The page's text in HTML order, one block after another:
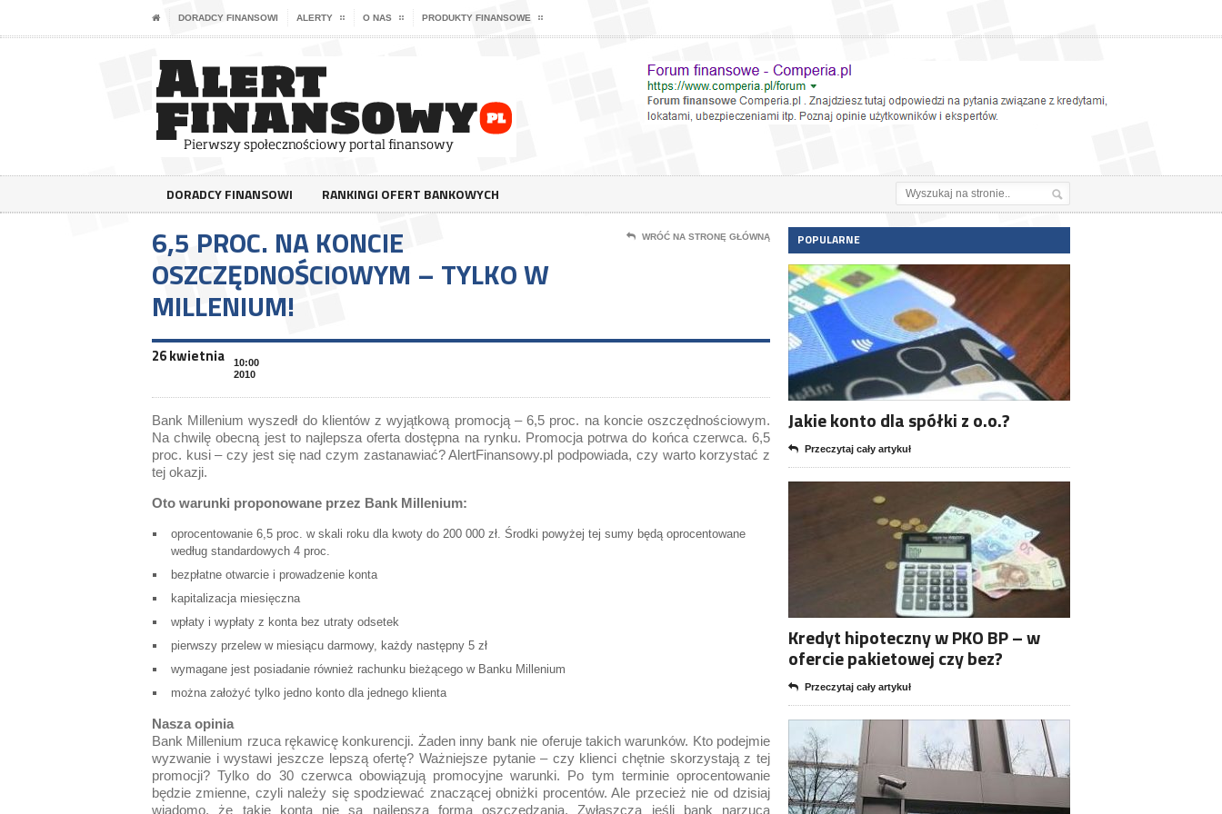
DORADCY FINANSOWI ALERTY O NAS PRODUKTY FINANSOWE
DORADCY FINANSOWI RANKINGI OFERT BANKOWYCH
6,5 PROC. NA KONCIE
OSZCZĘDNOŚCIOWYM – TYLKO W
MILLENIUM!
WRÓĆ NA STRONĘ GŁÓWNĄ
26 kwietnia
10:00
2010
Bank Millenium wyszedł do klientów z wyjątkową promocją – 6,5 proc. na koncie oszczędnościowym.
Na chwilę obecną jest to najlepsza oferta dostępna na rynku. Promocja potrwa do końca czerwca. 6,5
proc. kusi – czy jest się nad czym zastanawiać? AlertFinansowy.pl podpowiada, czy warto korzystać z
tej okazji.
Oto warunki proponowane przez Bank Millenium:
oprocentowanie 6,5 proc. w skali roku dla kwoty do 200 000 zł. Środki powyżej tej sumy będą oprocentowane
według standardowych 4 proc.
bezpłatne otwarcie i prowadzenie konta
kapitalizacja miesięczna
wpłaty i wypłaty z konta bez utraty odsetek
pierwszy przelew w miesiącu darmowy, każdy następny 5 zł
wymagane jest posiadanie również rachunku bieżącego w Banku Millenium
można założyć tylko jedno konto dla jednego klienta
Nasza opinia
Bank Millenium rzuca rękawicę konkurencji. Żaden inny bank nie oferuje takich warunków. Kto podejmie
wyzwanie i wystawi jeszcze lepszą ofertę? Ważniejsze pytanie – czy klienci chętnie skorzystają z tej
promocji? Tylko do 30 czerwca obowiązują promocyjne warunki. Po tym terminie oprocentowanie
będzie zmienne, czyli należy się spodziewać znaczącej obniżki procentów. Ale przecież nie od dzisiaj
wiadomo, że takie konta nie są najlepszą formą oszczędzania. Zwłaszcza jeśli bank narzuca
POPULARNE
Jakie konto dla spółki z o.o.?
Przeczytaj cały artykuł
Kredyt hipoteczny w PKO BP – w
ofercie pakietowej czy bez?
Przeczytaj cały artykuł